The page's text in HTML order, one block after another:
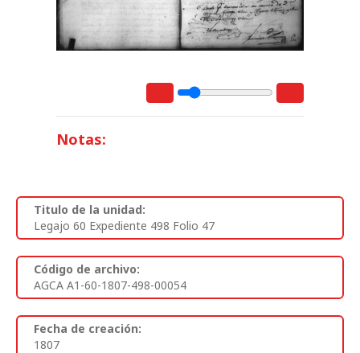
Notas:
Titulo de la unidad:
Legajo 60 Expediente 498 Folio 47
Código de archivo:
AGCA A1-60-1807-498-00054
Fecha de creación:
1807